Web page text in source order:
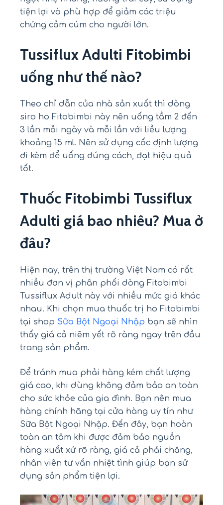
tiện lợi và phù hợp để giảm các triệu
chứng cảm cúm cho người lớn.
Tussiflux Adulti Fitobimbi
uống như thế nào?
Theo chỉ dẫn của nhà sản xuất thì dòng
siro ho Fitobimbi này nên uống tầm 2 đến
3 lần mỗi ngày và mỗi lần với liều lượng
khoảng 15 ml. Nên sử dụng cốc định lượng
đi kèm để uống đúng cách, đạt hiệu quả
tốt.
Thuốc Fitobimbi Tussiflux
Adulti giá bao nhiêu? Mua ở
đâu?
Hiện nay, trên thị trường Việt Nam có rất
nhiều đơn vị phân phối dòng Fitobimbi
Tussiflux Adult này với nhiều mức giá khác
nhau. Khi chọn mua thuốc trị ho Fitobimbi
tại shop Sữa Bột Ngoại Nhập bạn sẽ nhìn
thấy giá cả niêm yết rõ ràng ngay trên đầu
trang sản phẩm.
Để tránh mua phải hàng kém chất lượng
giá cao, khi dùng không đảm bảo an toàn
cho sức khỏe của gia đình. Bạn nên mua
hàng chính hãng tại cửa hàng uy tín như
Sữa Bột Ngoại Nhập. Đến đây, bạn hoàn
toàn an tâm khi được đảm bảo nguồn
hàng xuất xứ rõ ràng, giá cả phải chăng,
nhân viên tư vấn nhiệt tình giúp bạn sử
dụng sản phẩm tiện lợi.